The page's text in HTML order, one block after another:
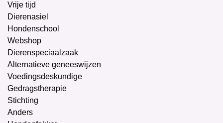
Vrije tijd
Dierenasiel
Hondenschool
Webshop
Dierenspeciaalzaak
Alternatieve geneeswijzen
Voedingsdeskundige
Gedragstherapie
Stichting
Anders